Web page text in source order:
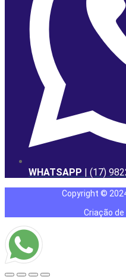
WHATSAPP | (17)
Copyright ©
Criação